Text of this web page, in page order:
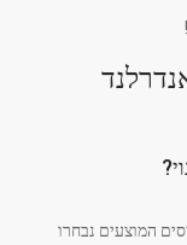
המוצעים נבחרו